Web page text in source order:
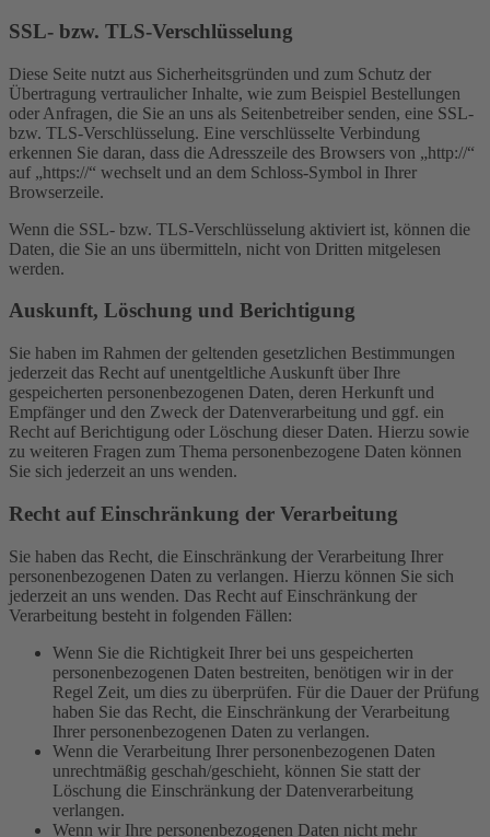
SSL- bzw. TLS-Verschlüsselung
Diese Seite nutzt aus Sicherheitsgründen und zum Schutz der
Übertragung vertraulicher Inhalte, wie zum Beispiel Bestellungen
oder Anfragen, die Sie an uns als Seitenbetreiber senden, eine SSL-
bzw. TLS-Verschlüsselung. Eine verschlüsselte Verbindung
erkennen Sie daran, dass die Adresszeile des Browsers von „http://“
auf „https://“ wechselt und an dem Schloss-Symbol in Ihrer
Browserzeile.
Wenn die SSL- bzw. TLS-Verschlüsselung aktiviert ist, können die
Daten, die Sie an uns übermitteln, nicht von Dritten mitgelesen
werden.
Auskunft, Löschung und Berichtigung
Sie haben im Rahmen der geltenden gesetzlichen Bestimmungen
jederzeit das Recht auf unentgeltliche Auskunft über Ihre
gespeicherten personenbezogenen Daten, deren Herkunft und
Empfänger und den Zweck der Datenverarbeitung und ggf. ein
Recht auf Berichtigung oder Löschung dieser Daten. Hierzu sowie
zu weiteren Fragen zum Thema personenbezogene Daten können
Sie sich jederzeit an uns wenden.
Recht auf Einschränkung der Verarbeitung
Sie haben das Recht, die Einschränkung der Verarbeitung Ihrer
personenbezogenen Daten zu verlangen. Hierzu können Sie sich
jederzeit an uns wenden. Das Recht auf Einschränkung der
Verarbeitung besteht in folgenden Fällen:
Wenn Sie die Richtigkeit Ihrer bei uns gespeicherten
personenbezogenen Daten bestreiten, benötigen wir in der
Regel Zeit, um dies zu überprüfen. Für die Dauer der Prüfung
haben Sie das Recht, die Einschränkung der Verarbeitung
Ihrer personenbezogenen Daten zu verlangen.
Wenn die Verarbeitung Ihrer personenbezogenen Daten
unrechtmäßig geschah/geschieht, können Sie statt der
Löschung die Einschränkung der Datenverarbeitung
verlangen.
Wenn wir Ihre personenbezogenen Daten nicht mehr